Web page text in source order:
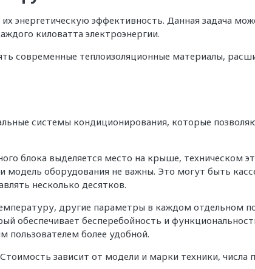
энергетическую эффективность. Данная задача
киловатта электроэнергии.
современные теплоизоляционные материалы,
системы кондиционирования, которые
блока выделяется место на крыше, техническом
оборудования не важны. Это могут быть
несколько десятков.
другие параметры в каждом отдельном
обеспечивает бесперебойность и
пользователем более удобной.
зависит от модели и марки техники, числа